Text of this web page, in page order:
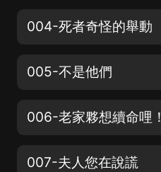
004-死者奇怪的舉動
005-不是他們
006-老家夥想續命哩！
007-夫人您在說謊